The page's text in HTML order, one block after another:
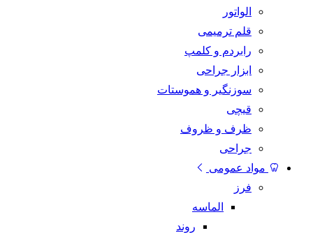
الواتور
قلم ترمیمی
رابردم و کلمپ
ابزار جراحی
سوزنگیر و هموستات
قیچی
ظرف و ظروف
جراحی
مواد عمومی
فرز
الماسه
روند